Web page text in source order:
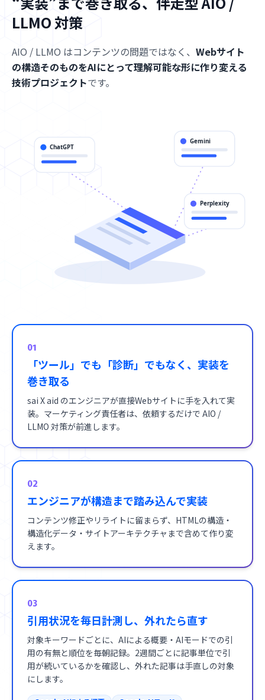
LLMO 対策
AIO / LLMO はコンテンツの問題ではなく、 Webサイト
の構造そのものをAIにとって理解可能な形に作り変える
技術プロジェクトです。
ChatGPT
Gemini
Perplexity
01
「ツール」でも「診断」でもなく、実装を
巻き取る
sai X aid のエンジニアが直接Webサイトに手を入れて実
装。マーケティング責任者は、依頼するだけで AIO /
LLMO 対策が前進します。
02
エンジニアが構造まで踏み込んで実装
コンテンツ修正やリライトに留まらず、HTMLの構造・
構造化データ・サイトアーキテクチャまで含めて作り変
えます。
03
引用状況を毎日計測し、外れたら直す
対象キーワードごとに、AIによる概要・AIモードでの引
用の有無と順位を毎朝記録。2週間ごとに記事単位で引
用が続いているかを確認し、外れた記事は手直しの対象
にします。